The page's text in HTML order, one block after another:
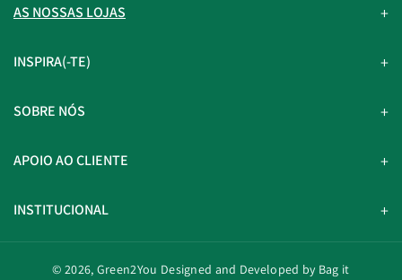
AS NOSSAS LOJAS
INSPIRA(-TE)
SOBRE NÓS
APOIO AO CLIENTE
INSTITUCIONAL
© 2026, Green2You Designed and Developed by Bag it